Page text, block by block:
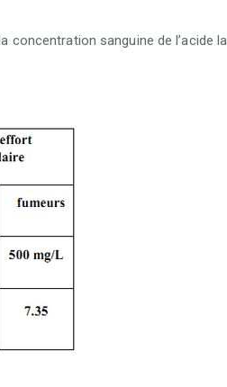
sanguine de l’acide